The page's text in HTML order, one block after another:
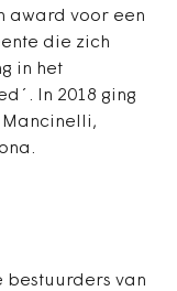
award voor een
die zich
in het
In 2018 ging
van